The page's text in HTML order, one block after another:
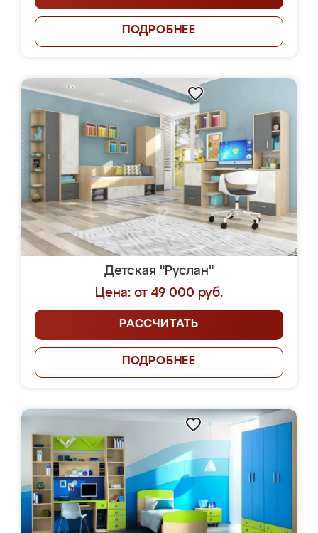
ПОДРОБНЕЕ
Детская "Руслан"
Цена: от 49 000 руб.
РАССЧИТАТЬ
ПОДРОБНЕЕ